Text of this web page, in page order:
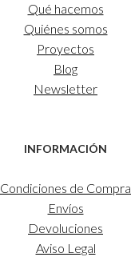
Qué hacemos
Quiénes somos
Proyectos
Blog
Newsletter
INFORMACIÓN
Condiciones de Compra
Envíos
Devoluciones
Aviso Legal